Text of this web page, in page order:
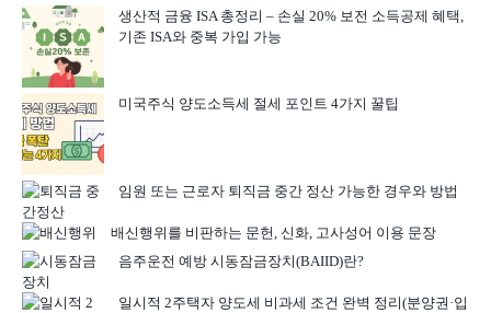
생산적 금융 ISA 총정리 – 손실 20% 보전 소득공제 혜택,
기존 ISA와 중복 가입 가능
미국주식 양도소득세 절세 포인트 4가지 꿀팁
임원 또는 근로자 퇴직금 중간 정산 가능한 경우와 방법
배신행위를 비판하는 문헌, 신화, 고사성어 이용 문장
음주운전 예방 시동잠금장치(BAIID)란?
일시적 2주택자 양도세 비과세 조건 완벽 정리(분양권·입